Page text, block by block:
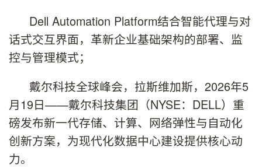
Dell Automation Platform结合智能代理与对
话式交互界面，革新企业基础架构的部署、监
控与管理模式；
戴尔科技全球峰会，拉斯维加斯，2026年5
月19日——戴尔科技集团（NYSE：DELL）重
磅发布新一代存储、计算、网络弹性与自动化
创新方案，为现代化数据中心建设提供核心动
力。